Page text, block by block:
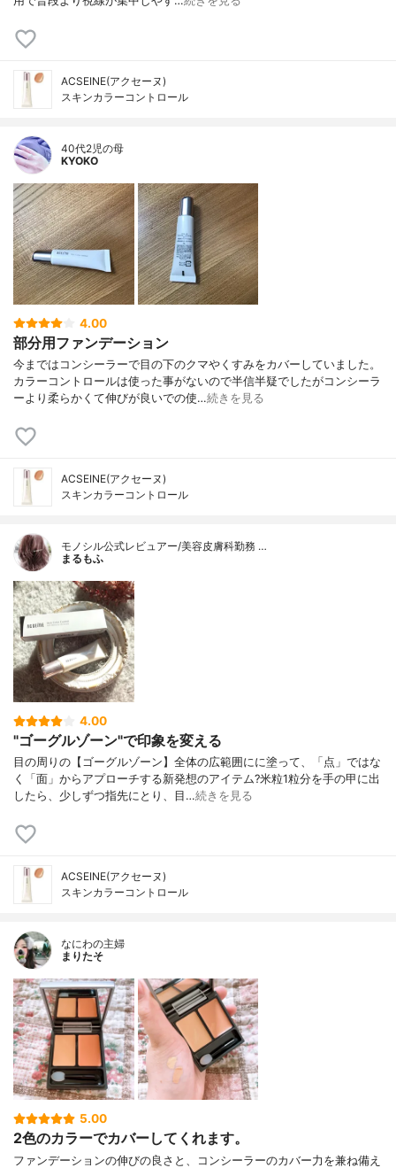
ACSEINE(アクセーヌ)
スキンカラーコントロール
40代2児の母
KYOKO
4.00
部分用ファンデーション
今まではコンシーラーで目の下のクマやくすみをカバーしていました。
カラーコントロールは使った事がないので半信半疑でしたがコンシーラ
ーより柔らかくて伸びが良いでの使…続きを見る
ACSEINE(アクセーヌ)
スキンカラーコントロール
モノシル公式レビュアー/美容皮膚科勤務 …
まるもふ
4.00
"ゴーグルゾーン"で印象を変える
目の周りの【ゴーグルゾーン】全体の広範囲にに塗って、「点」ではな
く「面」からアプローチする新発想のアイテム?米粒1粒分を手の甲に出
したら、少しずつ指先にとり、目…続きを見る
ACSEINE(アクセーヌ)
スキンカラーコントロール
なにわの主婦
まりたそ
5.00
2色のカラーでカバーしてくれます。
ファンデーションの伸びの良さと、コンシーラーのカバー力を兼ね備え